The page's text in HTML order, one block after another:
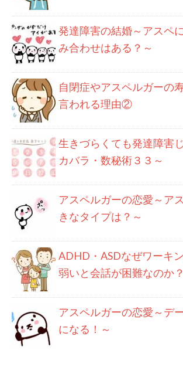
発達障害の結婚～アスペ
み合わせはある？～
自閉症やアスペルガーの
言われる理由②
生きづらくても発達障害
カバラ・数秘術３３～
アスペルガーの恋愛～ア
きなタイプは？～
ADHD・ASDなぜワーキ
弱いと会話が困難なのか？
アスペルガーの恋愛～デ
になる！～